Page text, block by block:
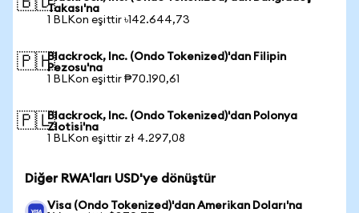
Takası'na
1 BLKon eşittir ৳142.644,73
🇵🇭Blackrock, Inc. (Ondo Tokenized)'dan Filipin
Pezosu'na
1 BLKon eşittir ₱70.190,61
🇵🇱Blackrock, Inc. (Ondo Tokenized)'dan Polonya
Zlotisi'na
1 BLKon eşittir zł 4.297,08
Diğer RWA'ları USD'ye dönüştür
Visa (Ondo Tokenized)'dan Amerikan Doları'na